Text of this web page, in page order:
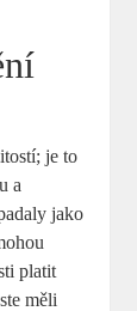
je to
a
jako
platit
měli